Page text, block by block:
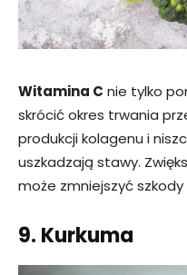
Witamina C nie tylko
skrócić okres trwania
produkcji kolagenu i
uszkadzają stawy.
może zmniejszyć
9. Kurkuma